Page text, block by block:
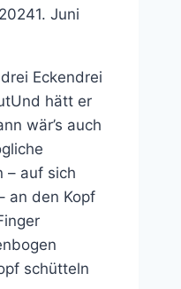
1. Juni
Eckendrei
hätt er
wär’s auch
– auf sich
an den Kopf
schütteln